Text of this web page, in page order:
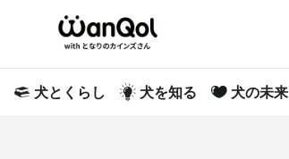
犬とくらし 犬を知る 犬の未来